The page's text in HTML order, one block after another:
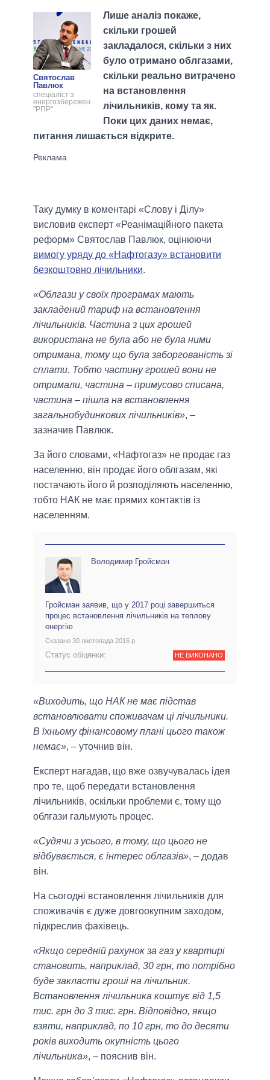
Святослав
Павлюк
спеціаліст з
енергозбереження
"РПР"
Лише аналіз покаже,
скільки грошей
закладалося, скільки з них
було отримано облгазами,
скільки реально витрачено
на встановлення
лічильників, кому та як.
Поки цих даних немає,
питання лишається відкрите.
Таку думку в коментарі «Слову і Ділу»
висловив експерт «Реанімаційного пакета
реформ» Святослав Павлюк, оцінюючи
вимогу уряду до «Нафтогазу» встановити
безкоштовно лічильники.
«Облгази у своїх програмах мають
закладений тариф на встановлення
лічильників. Частина з цих грошей
використана не була або не була ними
отримана, тому що була заборгованість зі
сплати. Тобто частину грошей вони не
отримали, частина – примусово списана,
частина – пішла на встановлення
загальнобудинкових лічильників», –
зазначив Павлюк.
За його словами, «Нафтогаз» не продає газ
населенню, він продає його облгазам, які
постачають його й розподіляють населенню,
тобто НАК не має прямих контактів із
населенням.
Володимир Гройсман
Гройсман заявив, що у 2017 році завершиться
процес встановлення лічильників на теплову
енергію
Сказано 30 листопада 2016 р.
Статус обіцянки: НЕ ВИКОНАНО
«Виходить, що НАК не має підстав
встановлювати споживачам ці лічильники.
В їхньому фінансовому плані цього також
немає», – уточнив він.
Експерт нагадав, що вже озвучувалась ідея
про те, щоб передати встановлення
лічильників, оскільки проблеми є, тому що
облгази гальмують процес.
«Судячи з усього, в тому, що цього не
відбувається, є інтерес облгазів», – додав
він.
На сьогодні встановлення лічильників для
споживачів є дуже довгоокупним заходом,
підкреслив фахівець.
«Якщо середній рахунок за газ у квартирі
становить, наприклад, 30 грн, то потрібно
буде закласти гроші на лічильник.
Встановлення лічильника коштує від 1,5
тис. грн до 3 тис. грн. Відповідно, якщо
взяти, наприклад, по 10 грн, то до десяти
років виходить окупність цього
лічильника», – пояснив він.